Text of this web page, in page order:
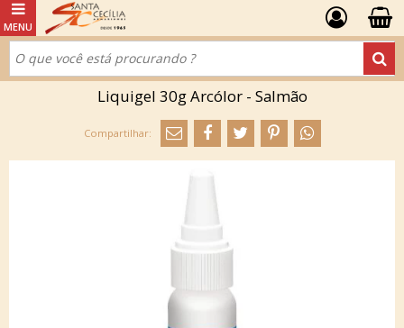
Liquigel 30g Arcólor - Salmão